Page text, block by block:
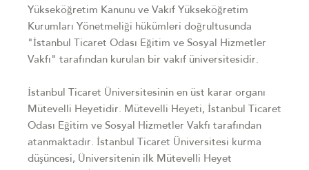
Yükseköğretim Kanunu ve Vakıf Yükseköğretim
Kurumları Yönetmeliği hükümleri doğrultusunda
"İstanbul Ticaret Odası Eğitim ve Sosyal Hizmetler
Vakfı" tarafından kurulan bir vakıf üniversitesidir.
İstanbul Ticaret Üniversitesinin en üst karar organı
Mütevelli Heyetidir. Mütevelli Heyeti, İstanbul Ticaret
Odası Eğitim ve Sosyal Hizmetler Vakfı tarafından
atanmaktadır. İstanbul Ticaret Üniversitesi kurma
düşüncesi, Üniversitenin ilk Mütevelli Heyet